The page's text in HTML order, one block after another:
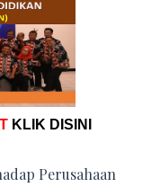
KLIK DISINI
Perusahaan